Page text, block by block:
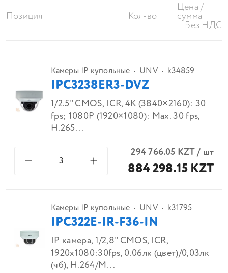
Позиция Кол-во
Цена /
сумма
Без НДС
Камеры IP купольные UNV k34859
IPC3238ER3-DVZ
1/2.5" CMOS, ICR, 4K (3840×2160): 30
fps; 1080P (1920×1080): Max. 30 fps,
H.265...
294 766.05 KZT/ шт
884 298.15 KZT
Камеры IP купольные UNV k31795
IPC322E-IR-F36-IN
IP камера, 1/2,8" CMOS, ICR,
1920x1080:30fps, 0.06лк (цвет)/0,03лк
(чб), H.264/M...